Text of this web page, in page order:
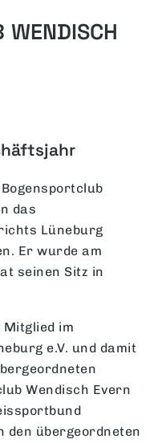
WENDISCH
das
Lüneburg
Er wurde am
seinen Sitz in
im
e.V. und damit
Wendisch Evern
den übergeordneten